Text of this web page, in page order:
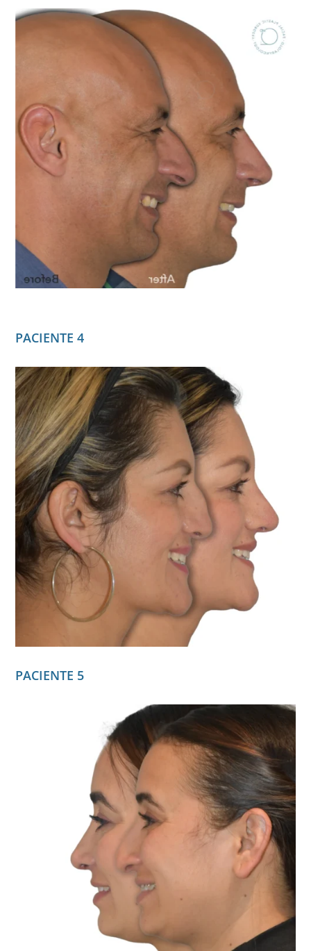
PACIENTE 4
PACIENTE 5